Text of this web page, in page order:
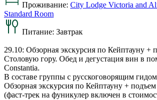
Проживание: City Lodge Victoria and
Standard Room
Питание: Завтрак
29.10: Обзорная экскурсия по Кейптауну +
Столовую гору. Обед и дегустация вин в
Constantia.
В составе группы с русскоговорящим
Обзорная экскурсия по Кейптауну +
(фаст-трек на фуникулер включен в